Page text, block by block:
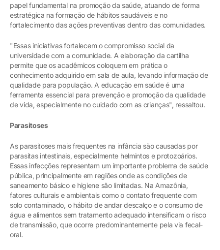
papel fundamental na promoção da saúde, atuando de forma
estratégica na formação de hábitos saudáveis e no
fortalecimento das ações preventivas dentro das comunidades.
"Essas iniciativas fortalecem o compromisso social da
universidade com a comunidade. A elaboração da cartilha
permite que os acadêmicos coloquem em prática o
conhecimento adquirido em sala de aula, levando informação de
qualidade para população. A educação em saúde é uma
ferramenta essencial para prevenção e promoção da qualidade
de vida, especialmente no cuidado com as crianças", ressaltou.
Parasitoses
As parasitoses mais frequentes na infância são causadas por
parasitas intestinais, especialmente helmintos e protozoários.
Essas infecções representam um importante problema de saúde
pública, principalmente em regiões onde as condições de
saneamento básico e higiene são limitadas. Na Amazônia,
fatores culturais e ambientais como o contato frequente com
solo contaminado, o hábito de andar descalço e o consumo de
água e alimentos sem tratamento adequado intensificam o risco
de transmissão, que ocorre predominantemente pela via fecal-
oral.